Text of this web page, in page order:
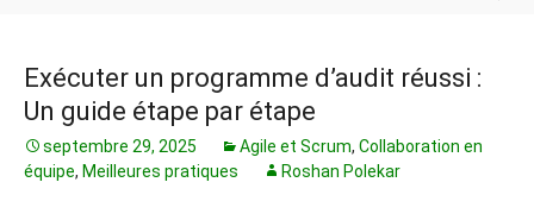
Exécuter un programme d’audit réussi :
Un guide étape par étape
septembre 29, 2025 Agile et Scrum, Collaboration en
équipe, Meilleures pratiques Roshan Polekar